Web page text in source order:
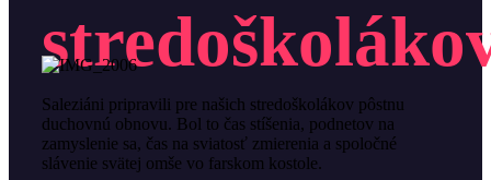
Saleziáni pripravili pre našich stredoškolákov pôstnu
duchovnú obnovu. Bol to čas stíšenia, podnetov na
zamyslenie sa, čas na sviatosť zmierenia a spoločné
slávenie svätej omše vo farskom kostole.